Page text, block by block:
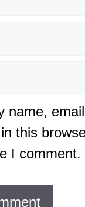
name,
this
I comment.